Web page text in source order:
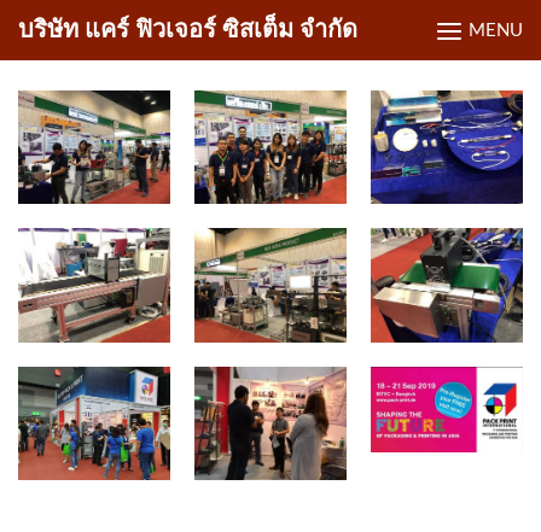
Skip
บริษัท แคร์ ฟิวเจอร์ ซิสเต็ม จำกัด MENU